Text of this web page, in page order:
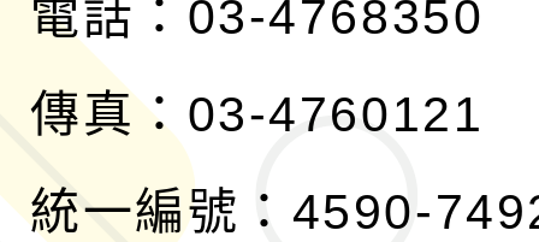
電話：03-4768350
傳真：03-4760121
統一編號：4590-